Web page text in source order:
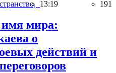
13:19 191
мира:
о
действий и